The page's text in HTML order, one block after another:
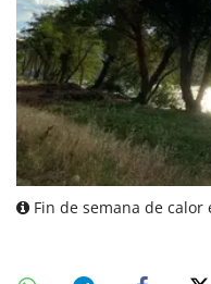
Fin de semana de